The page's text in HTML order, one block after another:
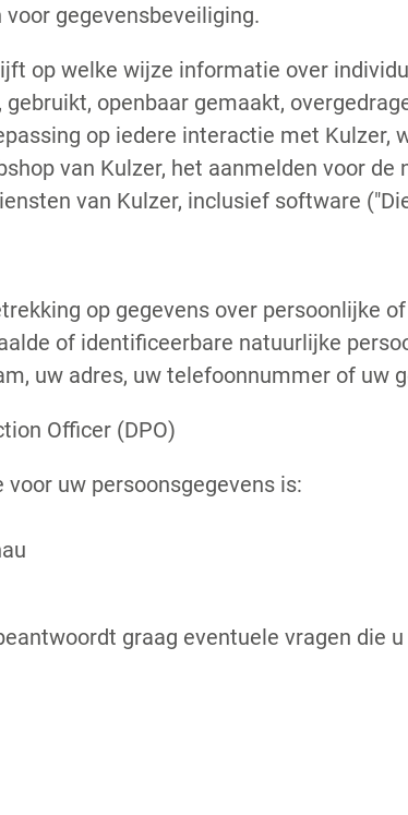
gegevensbeveiliging.
op welke wijze informatie over
openbaar gemaakt,
op iedere interactie met Kulzer,
van Kulzer, het aanmelden voor de
van Kulzer, inclusief software
op gegevens over persoonlijke
of identificeerbare natuurlijke
uw adres, uw telefoonnummer of uw
Officer (DPO)
uw persoonsgegevens is:
graag eventuele vragen die